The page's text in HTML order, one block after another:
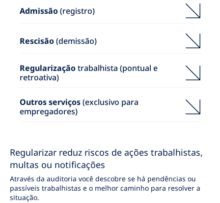
Admissão(registro)
Rescisão(demissão)
Regularizaçãotrabalhista (pontual e
retroativa)
Outros serviços(exclusivo para
empregadores)
Regularizar reduz riscos de ações trabalhistas,
multas ou notificações
Através da auditoria você descobre se há pendências ou
passíveis trabalhistas e o melhor caminho para resolver a
situação.